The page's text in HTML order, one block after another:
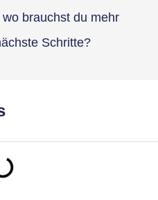
brauchst du mehr
Schritte?